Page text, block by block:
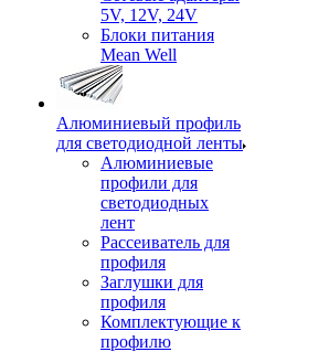
5V, 12V, 24V
Блоки питания
Mean Well
Алюминиевый профиль
для светодиодной ленты
Алюминиевые
профили для
светодиодных
лент
Рассеиватель для
профиля
Заглушки для
профиля
Комплектующие к
профилю